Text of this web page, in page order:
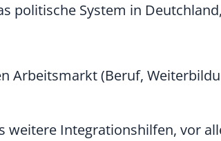
politische System in
Arbeitsmarkt (Beruf,
weitere Integrationshilfen, vor